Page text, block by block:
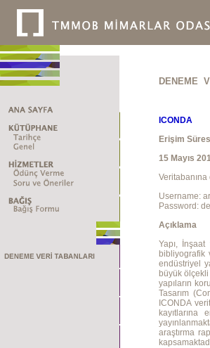
DENEME
ICONDA
Erişim
15 Mayıs
Username:
Password:
Açıklama
Yapı,
bibliyografik
endüstriyel
büyük
yapıların
Tasarım
ICONDA
kayıtlarına
araştırma